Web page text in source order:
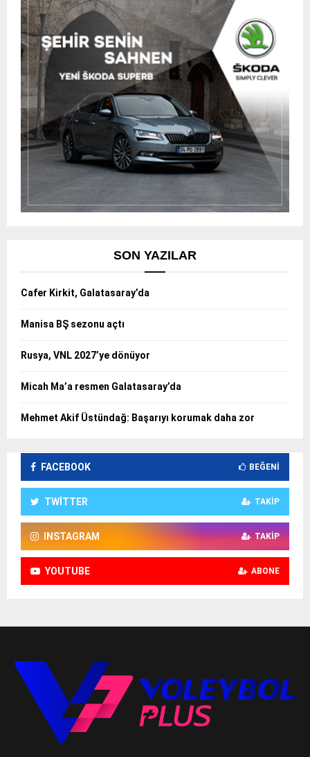
SON YAZILAR
Cafer Kirkit, Galatasaray’da
Manisa BŞ sezonu açtı
Rusya, VNL 2027’ye dönüyor
Micah Ma’a resmen Galatasaray’da
Mehmet Akif Üstündağ: Başarıyı korumak daha zor
FACEBOOK BEĞENI
TWITTER TAKIP
INSTAGRAM TAKIP
YOUTUBE ABONE